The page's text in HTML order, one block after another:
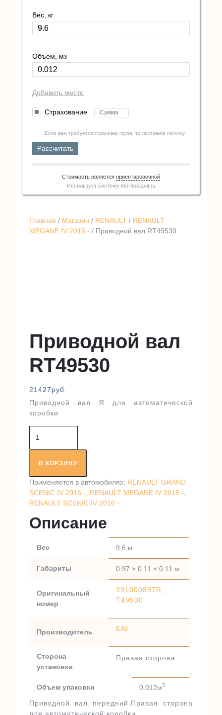
Главная / Магазин / RENAULT / RENAULT
MEGANE IV 2015 - / Приводной вал RT49530
Приводной вал
RT49530
21427руб.
Приводной вал R для автоматической
коробки
товара
Приводной
валВ КОРЗИНУ
Применяется в автомобилях: RENAULT GRAND
SCENIC IV 2016 -
RENAULT MEGANE IV 2015 -
RENAULT SCENIC IV 2016 -
Описание
Вес 9.6 кг
Габариты 0.97 × 0.11 × 0.11 м
Оригинальный
номер
391000897R
T49530
Производитель EAI
Сторона
установки
Правая сторона
Объем упаковки 0.012м3
Приводной вал передний.Правая сторона
для автоматической коробки
Вес, кг
Объем, м3
Добавить место
Страхование
Если вам требуется страховка груза, то поставьте галочку.
Рассчитать
Стоимость является ориентировочной
Использует систему kto-dostavit.ru